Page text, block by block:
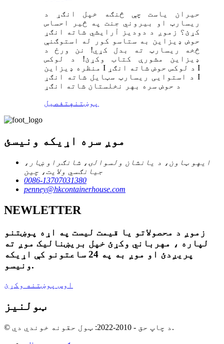
حیران یاست چې څنګه خپل انګړ د
ریسارټ او بیروني جنت په څیر احساس
کړئ؟ زموږ د دودیز آرایشي شاته انګړ
حوض ډیزاین به ستاسو کور له استوګنې
څخه ریسارټ ته بدل کړي! نن ورځ د
ډیزاین مشورې کتاب وکړئ! د لوکس
منظره ډیزاین I د لوکس حوض شاته انګړ I
د استوایی ریسارټ سټایل شاته انګړ I
د حوض سره بهر نخلستان شاته انګړ
پوښتنه تفصیل
موږ سره اړیکه ونیسئ
ایهو ټاون، د یانشان ولسوالۍ، شانګراو ښار،
جیانګسي ولایت، چین
0086-13707031380
penney@hkcontainerhouse.com
NEWLETTER
زموږ د محصولاتو یا قیمت لیست په اړه پوښتنو
لپاره ، مهرباني وکړئ خپل بریښنالیک موږ ته
پریږدئ او موږ به په 24 ساعتونو کې اړیکه
ونیسو.
اوس پوښتنه وکړئ
ټولنیز
© د چاپ حق - 2010-2022: ټول حقونه خوندي دي.